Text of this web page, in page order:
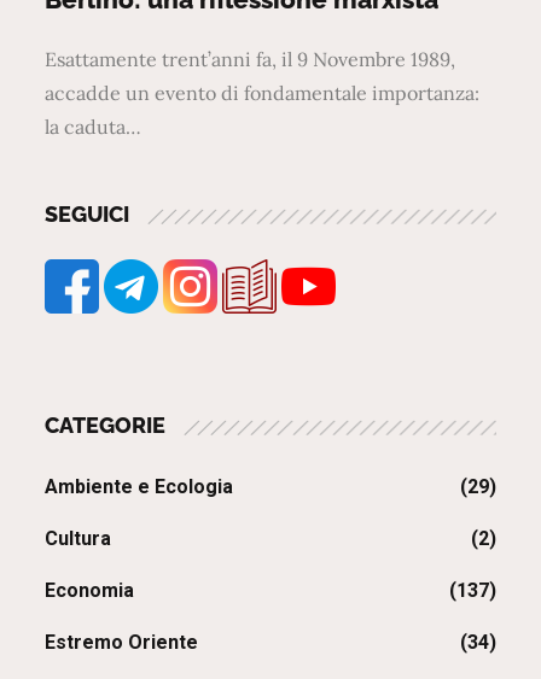
Esattamente trent’anni fa, il 9 Novembre 1989,
accadde un evento di fondamentale importanza:
la caduta…
SEGUICI
CATEGORIE
Ambiente e Ecologia (29)
Cultura (2)
Economia (137)
Estremo Oriente (34)